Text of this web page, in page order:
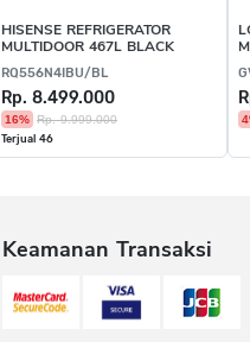
HISENSE REFRIGERATOR
MULTIDOOR 467L BLACK
RQ556N4IBU/BL
Rp. 8.499.000
16% Rp. 9.999.000
Terjual 46
Keamanan Transaksi